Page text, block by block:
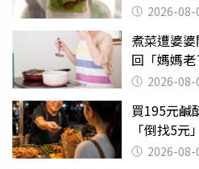
2026-08-
煮菜遭婆
回「媽媽
崩潰：我像
2026-08-
買195元鹹
「倒找5
2026-08-